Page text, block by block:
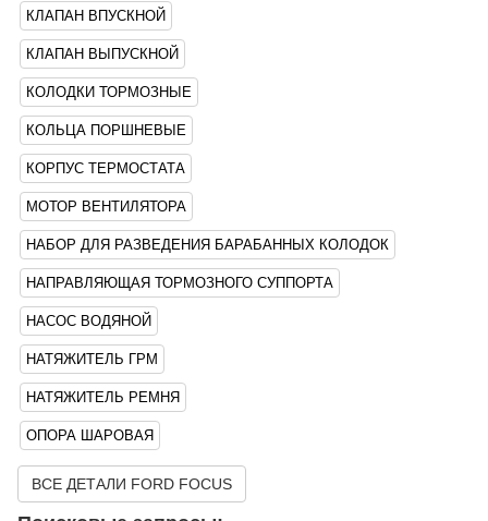
КЛАПАН ВПУСКНОЙ
КЛАПАН ВЫПУСКНОЙ
КОЛОДКИ ТОРМОЗНЫЕ
КОЛЬЦА ПОРШНЕВЫЕ
КОРПУС ТЕРМОСТАТА
МОТОР ВЕНТИЛЯТОРА
НАБОР ДЛЯ РАЗВЕДЕНИЯ БАРАБАННЫХ КОЛОДОК
НАПРАВЛЯЮЩАЯ ТОРМОЗНОГО СУППОРТА
НАСОС ВОДЯНОЙ
НАТЯЖИТЕЛЬ ГРМ
НАТЯЖИТЕЛЬ РЕМНЯ
ОПОРА ШАРОВАЯ
ВСЕ ДЕТАЛИ FORD FOCUS